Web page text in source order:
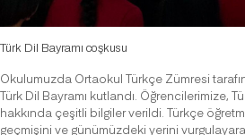
Türk Dil Bayramı coşkusu
Okulumuzda Ortaokul Türkçe Zümresi
Türk Dil Bayramı kutlandı. Öğrencilerimize,
hakkında çeşitli bilgiler verildi. Türkçe
geçmişini ve günümüzdeki yerini